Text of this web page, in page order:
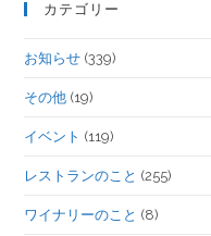
カテゴリー
お知らせ (339)
その他 (19)
イベント (119)
レストランのこと (255)
ワイナリーのこと (8)